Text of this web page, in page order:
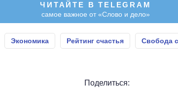
ЧИТАЙТЕ В TELEGRAM
самое важное от «Слово и дело»
Экономика Рейтинг счастья Свобода
Поделиться: